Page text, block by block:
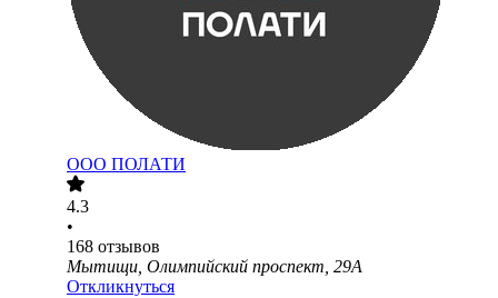
ООО ПОЛАТИ
4.3
•
168 отзывов
Мытищи, Олимпийский проспект, 29А
Откликнуться